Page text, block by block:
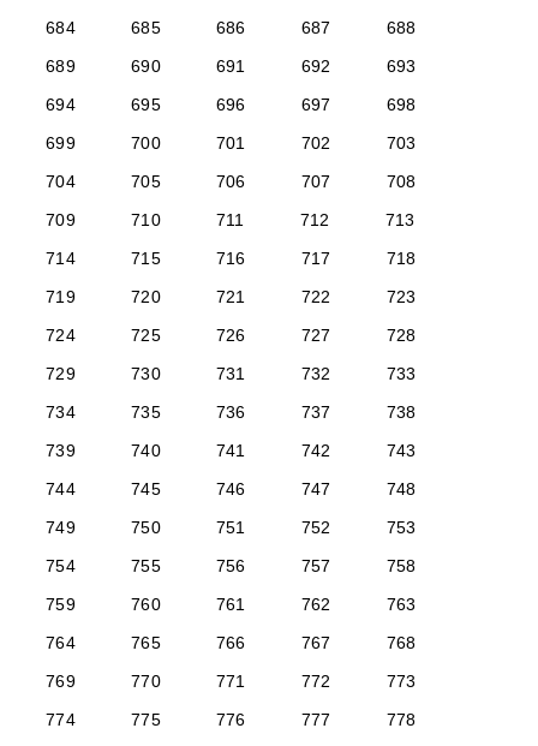
684
685 686 687
688
689
690 691 692
693
694
695 696 697
698
699
700 701 702
703
704
705 706 707
708
709
710 711 712
713
714
715 716 717
718
719
720 721 722
723
724
725 726 727
728
729
730 731 732
733
734
735 736 737
738
739
740 741 742
743
744
745 746 747
748
749
750 751 752
753
754
755 756 757
758
759
760 761 762
763
764
765 766 767
768
769
770 771 772
773
774
775 776 777
778